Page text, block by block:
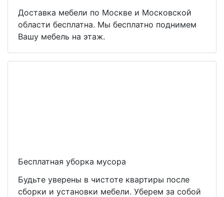
Доставка мебели по Москве и Московской
области бесплатна. Мы бесплатно поднимем
Вашу мебель на этаж.
Бесплатная уборка мусора
Будьте уверены в чистоте квартиры после
сборки и установки мебели. Уберем за собой